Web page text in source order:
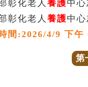
彰化老人 養護中
彰化老人 養護中
間:2026/4/9 下午
第